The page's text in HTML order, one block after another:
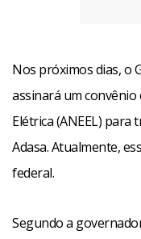
Nos próximos dias, o
assinará um convênio
Elétrica (ANEEL)
Adasa. Atualmente,
federal.
Segundo a